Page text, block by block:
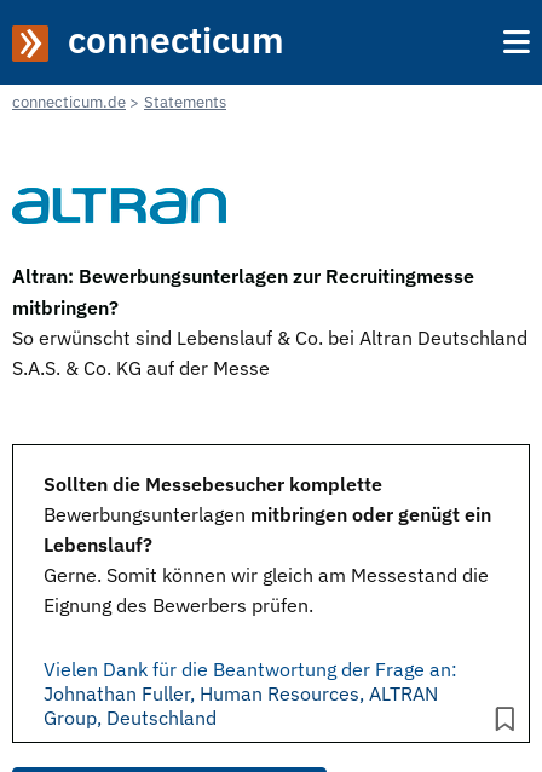
connecticum
connecticum.de Statements
Altran: Bewerbungsunterlagen zur Recruitingmesse
mitbringen?
So erwünscht sind Lebenslauf & Co. bei Altran Deutschland
S.A.S. & Co. KG auf der Messe
Sollten die Messebesucher komplette
Bewerbungsunterlagen mitbringen oder genügt ein
Lebenslauf?
Gerne. Somit können wir gleich am Messestand die
Eignung des Bewerbers prüfen.
Vielen Dank für die Beantwortung der Frage an:
Johnathan Fuller, Human Resources, ALTRAN
Group, Deutschland